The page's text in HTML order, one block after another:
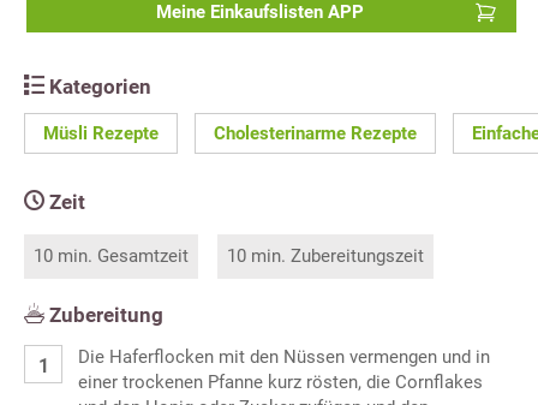
Meine Einkaufslisten APP
Kategorien
Müsli Rezepte Cholesterinarme Rezepte
Zeit
10 min. Gesamtzeit 10 min. Zubereitungszeit
Zubereitung
Die Haferflocken mit den Nüssen vermengen und in
einer trockenen Pfanne kurz rösten, die Cornflakes